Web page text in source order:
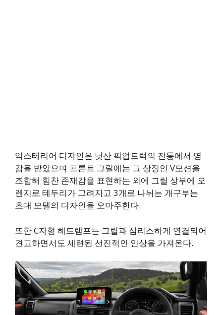
익스테리어 디자인은 닛산 픽업트럭의 전통에서 영
감을 받았으며 프론트 그릴에는 그 상징인 V모션을
조합해 힘찬 존재감을 표현하는 외에 그릴 상부에 오
렌지로 테두리가 그려지고 3개로 나뉘는 개구부는
초대 모델의 디자인을 오마주한다.
또한 C자형 헤드램프는 그릴과 심리스하게 연결되어
견고하면서도 세련된 선진적인 인상을 가져온다.